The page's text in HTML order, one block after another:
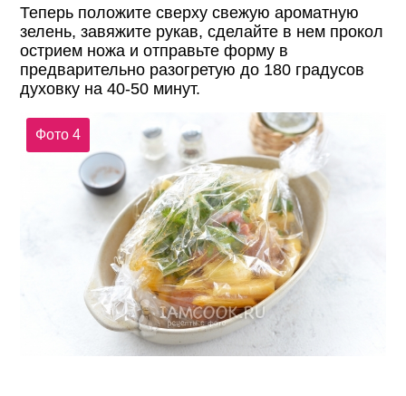
Теперь положите сверху свежую ароматную
зелень, завяжите рукав, сделайте в нем прокол
острием ножа и отправьте форму в
предварительно разогретую до 180 градусов
духовку на 40-50 минут.
Фото 4